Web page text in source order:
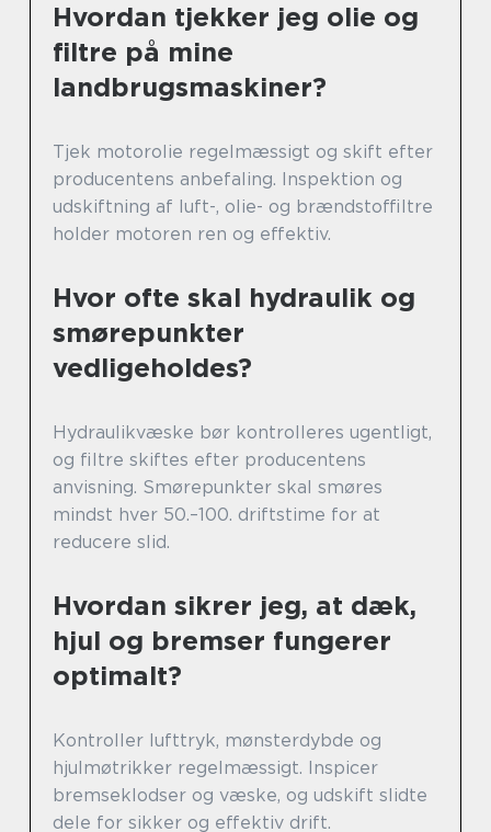
Hvordan tjekker jeg olie og
filtre på mine
landbrugsmaskiner?
Tjek motorolie regelmæssigt og skift efter
producentens anbefaling. Inspektion og
udskiftning af luft-, olie- og brændstoffiltre
holder motoren ren og effektiv.
Hvor ofte skal hydraulik og
smørepunkter
vedligeholdes?
Hydraulikvæske bør kontrolleres ugentligt,
og filtre skiftes efter producentens
anvisning. Smørepunkter skal smøres
mindst hver 50.–100. driftstime for at
reducere slid.
Hvordan sikrer jeg, at dæk,
hjul og bremser fungerer
optimalt?
Kontroller lufttryk, mønsterdybde og
hjulmøtrikker regelmæssigt. Inspicer
bremseklodser og væske, og udskift slidte
dele for sikker og effektiv drift.